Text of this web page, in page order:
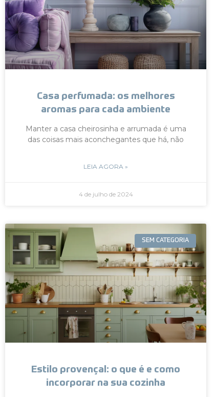
Casa perfumada: os melhores
aromas para cada ambiente
Manter a casa cheirosinha e arrumada é uma
das coisas mais aconchegantes que há, não
LEIA AGORA »
4 de julho de 2024
SEM CATEGORIA
Estilo provençal: o que é e como
incorporar na sua cozinha